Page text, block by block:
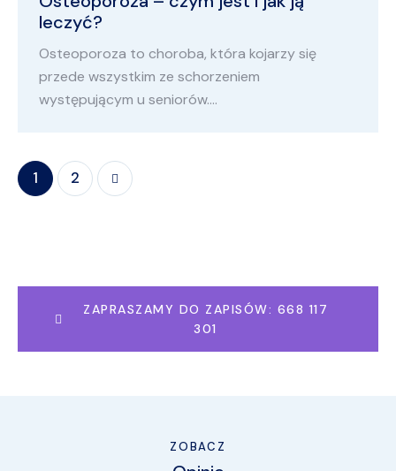
leczyć?
Osteoporoza to choroba, która kojarzy się
przede wszystkim ze schorzeniem
występującym u seniorów.…
1 2
ZAPRASZAMY DO ZAPISÓW: 668 117
301
ZOBACZ